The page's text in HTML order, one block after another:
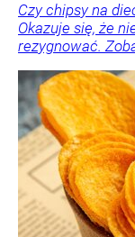
Czy chipsy na
Okazuje się, że
rezygnować.